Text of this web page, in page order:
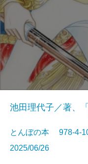
池田理代子／著、
とんぼの本 978-4-
2025/06/26